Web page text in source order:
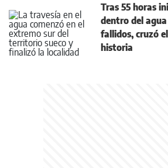
Tras 55 horas
dentro del
fallidos, cruzó
historia